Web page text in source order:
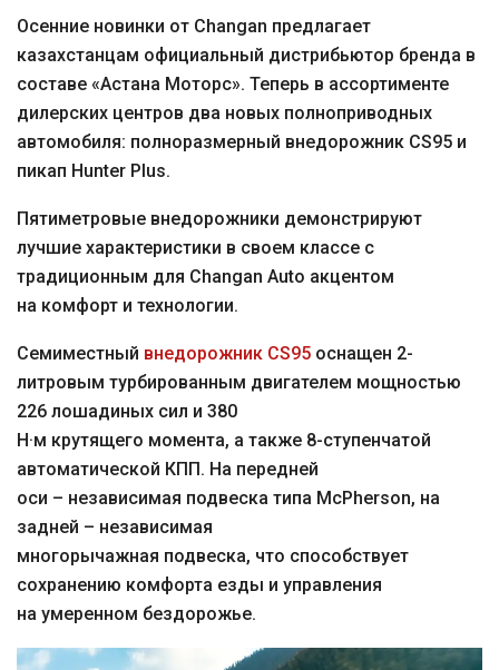
Осенние новинки от Changan предлагает
казахстанцам официальный дистрибьютор бренда в
составе «Астана Моторс». Теперь в ассортименте
дилерских центров два новых полноприводных
автомобиля: полноразмерный внедорожник CS95 и
пикап Hunter Plus.
Пятиметровые внедорожники демонстрируют
лучшие характеристики в своем классе с
традиционным для Changan Auto акцентом
на комфорт и технологии.
Семиместный внедорожник CS95 оснащен 2-
литровым турбированным двигателем мощностью
226 лошадиных сил и 380
Н·м крутящего момента, а также 8-ступенчатой
автоматической КПП. На передней
оси – независимая подвеска типа McPherson, на
задней – независимая
многорычажная подвеска, что способствует
сохранению комфорта езды и управления
на умеренном бездорожье.